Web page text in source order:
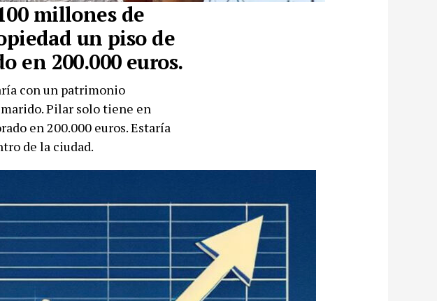
millones de
un piso de
en 200.000 euros.
con un patrimonio
Pilar solo tiene en
en 200.000 euros. Estaría
de la ciudad.